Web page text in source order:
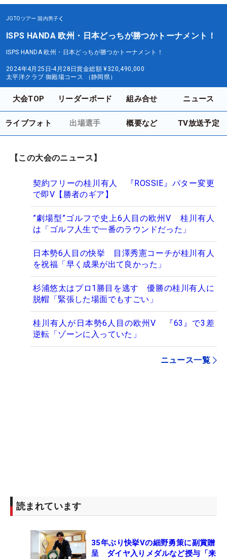
JGTOツアー 国内男子
ISPS HANDA 欧州・日本どっちが勝つかトーナメント！
ISPS HANDA 欧州・日本どっちが勝つかトーナメント！
2024年4月25日-4月28日賞金総額 ¥320,490,000
太平洋クラブ 御殿場コース （静岡県）
大会TOP リーダーボード 組み合せ ニュース
ライブフォト 出場選手 概要など TV放送予定
【この大会のニュース】
契約フリーの桂川有人 『ROSSIE』パター変更
で即V【勝者のギア】
”劇場型”ゴルフで史上6人目の欧州V 桂川有人
は「ゴルフ人生で一番のラウンドだった」
日本勢6人目の快挙 目澤秀憲コーチが桂川有人
を祝福「早く成果が出て良かった」
杉浦悠太はプロ1勝目を逃す 優勝の桂川有人に
脱帽「緊張した場面でもすごい」
桂川有人が日本勢6人目の欧州V 『63』で3差
逆転「ゾーンに入っていた」
ニュース一覧
読まれています
35年ぶり快挙Vの細野勇策に副賞贈
呈 ダイヤ入りメダルなど授与「来